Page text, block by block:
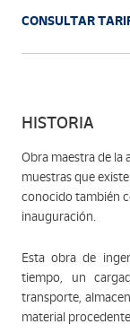
CONSULTAR
HISTORIA
Obra maestra de la
muestras que
conocido también
inauguración.
Esta obra de
tiempo, un
transporte,
material